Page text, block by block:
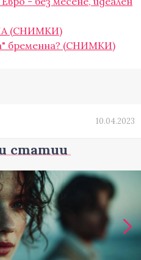
(СНИМКИ)
бременна? (СНИМКИ)
10.04.2023
статии